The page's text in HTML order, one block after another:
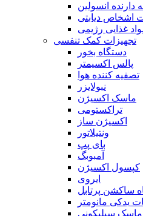
انسولین
اشخاص دیابتی
غذایی رژیمی
تجهیزات کمک تنفسی
دستگاه بخور
پالس اکسیمتر
تصفیه کننده هوا
نبولایزر
ماسک اکسیژن
تراکستومی
اکسیژن ساز
ونتیلاتور
بای پپ
آمبوبگ
کپسول اکسیژن
ایروی
ساکشن پرتابل
یدکی مانومتر
ماسک سیلیکونی